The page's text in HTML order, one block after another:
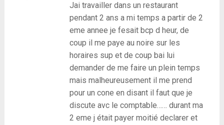
Jai travailler dans un restaurant
pendant 2 ans a mi temps a partir de 2
eme annee je fesait bcp d heur, de
coup il me paye au noire sur les
horaires sup et de coup bai lui
demander de me faire un plein temps
mais malheureusement il me prend
pour un cone en disant il faut que je
discute avc le comptable…… durant ma
2 eme j était payer moitié declarer et